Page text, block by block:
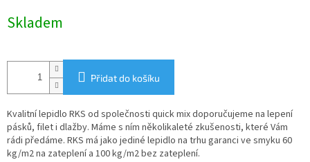
cena:
Skladem
Přidat do košíku
Kvalitní lepidlo RKS od společnosti quick mix doporučujeme na lepení
pásků, filet i dlažby. Máme s ním několikaleté zkušenosti, které Vám
rádi předáme. RKS má jako jediné lepidlo na trhu garanci ve smyku 60
kg/m2 na zateplení a 100 kg/m2 bez zateplení.